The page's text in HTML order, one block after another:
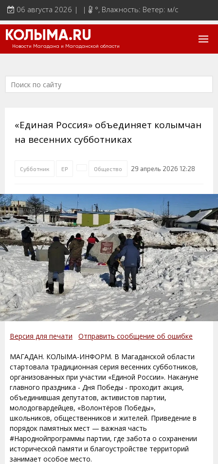
06 августа 2026 | | °, Влажность: Ветер: м/с
КОЛЫМА.RU
Новости Магадана и Магаданской области
«Единая Россия» объединяет колымчан
на весенних субботниках
Субботник ЕР Общество 29 апрель 2026 12:28
Версия для печати Отправить сообщение об ошибке
МАГАДАН. КОЛЫМА-ИНФОРМ. В Магаданской области
стартовала традиционная серия весенних субботников,
организованных при участии «Единой России». Накануне
главного праздника - Дня Победы - проходит акция,
объединившая депутатов, активистов партии,
молодогвардейцев, «Волонтёров Победы»,
школьников, общественников и жителей. Приведение в
порядок памятных мест — важная часть
#Народнойпрограммы партии, где забота о сохранении
исторической памяти и благоустройстве территорий
занимает особое место.